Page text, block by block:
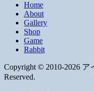
Home
About
Gallery
Shop
Game
Rabbit
Copyright © 2010-2026
Reserved.